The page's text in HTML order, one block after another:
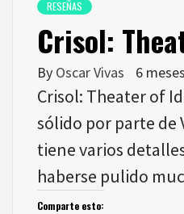
RESEÑAS
Crisol:
By Oscar Vivas 6
Crisol: Theater of
sólido por parte de
tiene varios
haberse pulido
Comparte esto: